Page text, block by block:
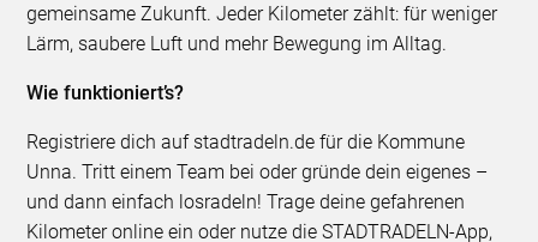
gemeinsame Zukunft. Jeder Kilometer zählt: für weniger
Lärm, saubere Luft und mehr Bewegung im Alltag.
Wie funktioniert’s?
Registriere dich auf stadtradeln.de für die Kommune
Unna. Tritt einem Team bei oder gründe dein eigenes –
und dann einfach losradeln! Trage deine gefahrenen
Kilometer online ein oder nutze die STADTRADELN-App,